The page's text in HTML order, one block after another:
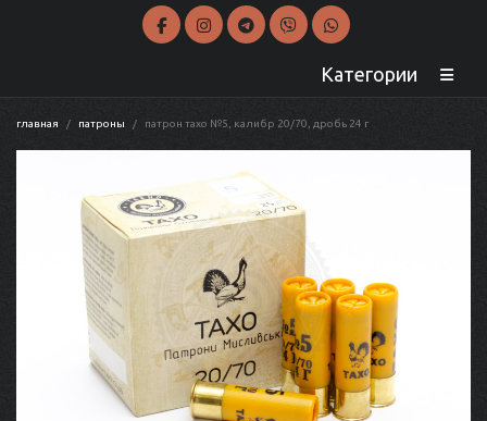
Категории
главная патроны патрон тахо №5, калибр 20/70, дробь 24 г